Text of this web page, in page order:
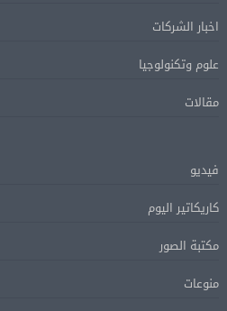
اخبار الشركات
علوم وتكنولوجيا
مقالات
فيديو
كاريكاتير اليوم
مكتبة الصور
منوعات